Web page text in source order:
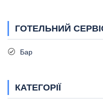
ГОТЕЛЬНИЙ
Бар
КАТЕГОРІЇ